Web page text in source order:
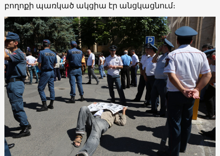
բողոքի պառկած ակցիա էր անցկացնում։